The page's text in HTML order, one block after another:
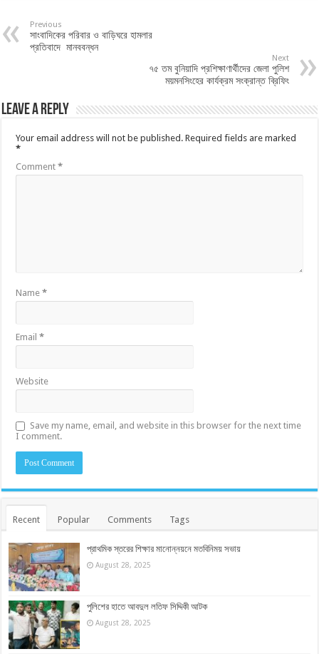
Previous
সাংবাদিকের পরিবার ও বাড়িঘরে হামলার
প্রতিবাদে মানববন্ধন
Next
৭৫ তম বুনিয়াদি প্রশিক্ষাণার্থীদের জেলা পুলিশ
ময়মনসিংহের কার্যক্রম সংক্রান্ত ব্রিফিং
Leave a Reply
Your email address will not be published. Required fields are marked
*
Comment*
Name*
Email*
Website
Save my name, email, and website in this browser for the next time
I comment.
Recent Popular Comments Tags
প্রাথমিক স্তরের শিক্ষার মানোন্নয়নে মতবিনিময় সভায়
August 28, 2025
পুলিশের হাতে আবদুল লতিফ সিদ্দিকী আটক
August 28, 2025